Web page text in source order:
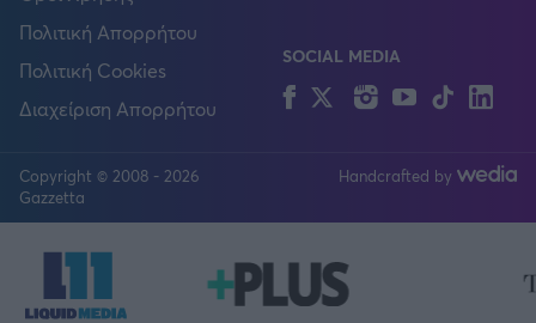
Πολιτική Απορρήτου
Πολιτική Cookies
Διαχείριση Απορρήτου
SOCIAL MEDIA
FacebookTwitterInstagram
YouTubeTikTok
Copyright © 2008 - 2026
Gazzetta
Handcrafted by